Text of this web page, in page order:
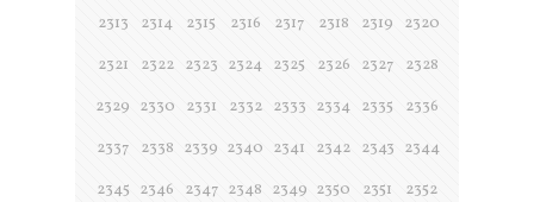
2313
2314 2315 2316 2317 2318 2319
2320
2321
2322 2323 2324 2325 2326 2327
2328
2329 2330 2331 2332 2333 2334 2335
2336
2337
2338 2339 2340 2341 2342 2343 2344
2345 2346 2347 2348 2349 2350 2351
2352